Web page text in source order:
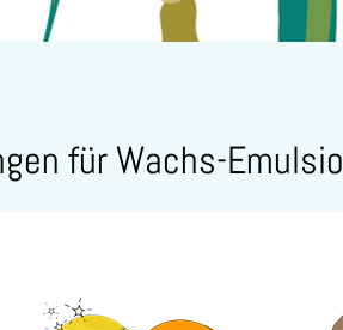
für Wachs-